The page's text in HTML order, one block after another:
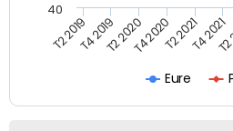
Eure
T2 2019T4 2019T2 2020T4 2020T2 2021T4 2021
40